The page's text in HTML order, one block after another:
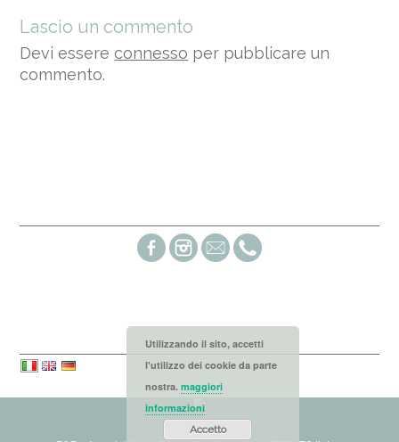
Lascio un commento
Devi essere connesso per pubblicare un
commento.
Utilizzando il sito, accetti
l'utilizzo dei cookie da parte
nostra. maggiori
informazioni
Accetto